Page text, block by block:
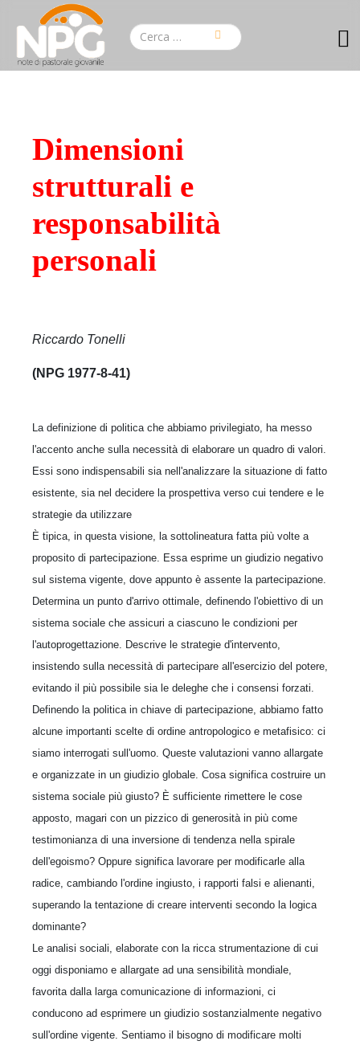
Dimensioni
strutturali e
responsabilità
personali
Riccardo Tonelli
(NPG 1977-8-41)
La definizione di politica che abbiamo privilegiato, ha messo
l'accento anche sulla necessità di elaborare un quadro di valori.
Essi sono indispensabili sia nell'analizzare la situazione di fatto
esistente, sia nel decidere la prospettiva verso cui tendere e le
strategie da utilizzare
È tipica, in questa visione, la sottolineatura fatta più volte a
proposito di partecipazione. Essa esprime un giudizio negativo
sul sistema vigente, dove appunto è assente la partecipazione.
Determina un punto d'arrivo ottimale, definendo l'obiettivo di un
sistema sociale che assicuri a ciascuno le condizioni per
l'autoprogettazione. Descrive le strategie d'intervento,
insistendo sulla necessità di partecipare all'esercizio del potere,
evitando il più possibile sia le deleghe che i consensi forzati.
Definendo la politica in chiave di partecipazione, abbiamo fatto
alcune importanti scelte di ordine antropologico e metafisico: ci
siamo interrogati sull'uomo. Queste valutazioni vanno allargate
e organizzate in un giudizio globale. Cosa significa costruire un
sistema sociale più giusto? È sufficiente rimettere le cose
apposto, magari con un pizzico di generosità in più come
testimonianza di una inversione di tendenza nella spirale
dell'egoismo? Oppure significa lavorare per modificarle alla
radice, cambiando l'ordine ingiusto, i rapporti falsi e alienanti,
superando la tentazione di creare interventi secondo la logica
dominante?
Le analisi sociali, elaborate con la ricca strumentazione di cui
oggi disponiamo e allargate ad una sensibilità mondiale,
favorita dalla larga comunicazione di informazioni, ci
conducono ad esprimere un giudizio sostanzialmente negativo
sull'ordine vigente. Sentiamo il bisogno di modificare molti